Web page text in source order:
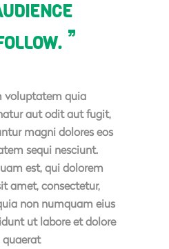
voluptatem quia
aut odit aut fugit,
magni dolores eos
sequi nesciunt.
est, qui dolorem
amet, consectetur,
non numquam eius
ut labore et dolore